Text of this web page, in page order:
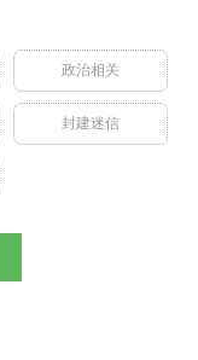
政治相关
封建迷信